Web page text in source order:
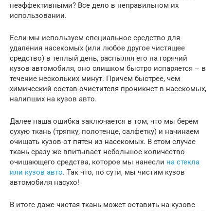
неэффективными? Все дело в неправильном их
использовании.
Если мы используем специальное средство для
удаления насекомых (или любое другое чистящее
средство) в теплый день, распыляя его на горячий
кузов автомобиля, оно слишком быстро испаряется – в
течение нескольких минут. Причем быстрее, чем
химический состав очистителя проникнет в насекомых,
налипших на кузов авто.
Далее наша ошибка заключается в том, что мы берем
сухую ткань (тряпку, полотенце, салфетку) и начинаем
очищать кузов от пятен из насекомых. В этом случае
ткань сразу же впитывает небольшое количество
очищающего средства, которое мы нанесли на стекла
или кузов авто. Так что, по сути, мы чистим кузов
автомобиля насухо!
В итоге даже чистая ткань может оставить на кузове